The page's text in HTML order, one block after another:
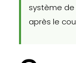
système
après le